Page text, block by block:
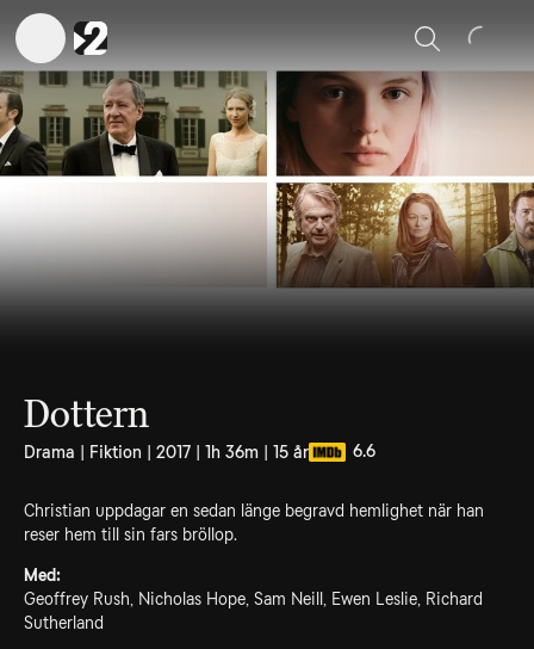
Sök
Dottern
Drama | Fiktion | 2017 | 1h 36m | 15 år 6.6
Christian uppdagar en sedan länge begravd hemlighet när han
reser hem till sin fars bröllop.
Med:
Geoffrey Rush, Nicholas Hope, Sam Neill, Ewen Leslie, Richard
Sutherland